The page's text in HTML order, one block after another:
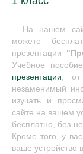
На нашем
можете
презентации
Учебное
презентации, от
незаменимый
изучать и
сайте на вашем
бесплатно, без
Кроме того, у
ваше устройство